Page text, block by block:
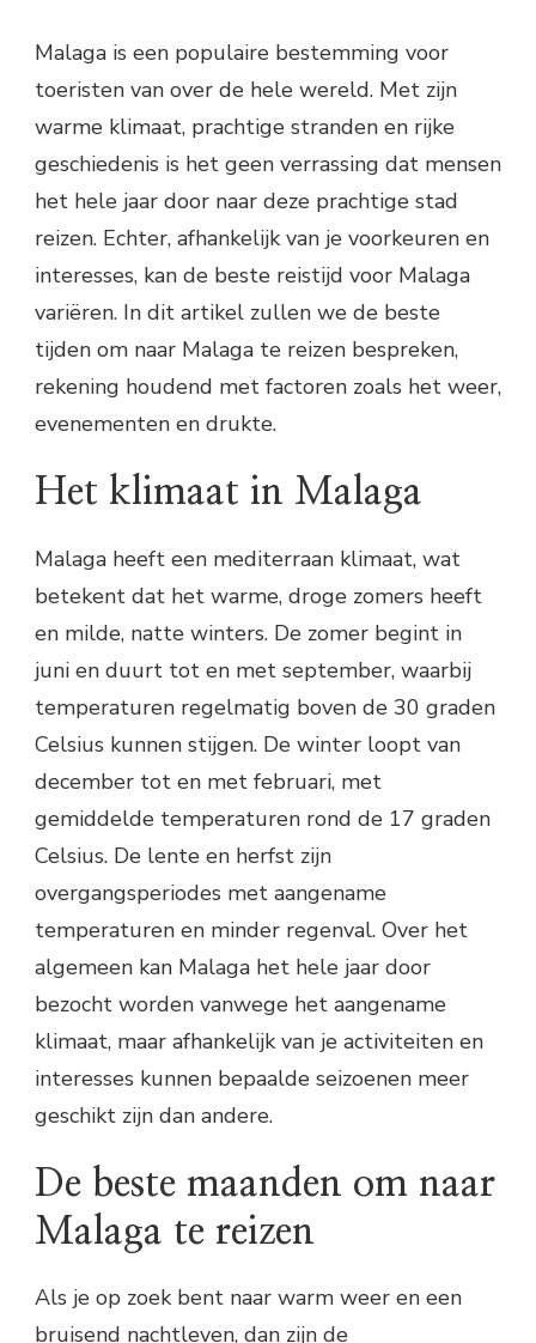
Malaga is een populaire bestemming voor
toeristen van over de hele wereld. Met zijn
warme klimaat, prachtige stranden en rijke
geschiedenis is het geen verrassing dat mensen
het hele jaar door naar deze prachtige stad
reizen. Echter, afhankelijk van je voorkeuren en
interesses, kan de beste reistijd voor Malaga
variëren. In dit artikel zullen we de beste
tijden om naar Malaga te reizen bespreken,
rekening houdend met factoren zoals het weer,
evenementen en drukte.
Het klimaat in Malaga
Malaga heeft een mediterraan klimaat, wat
betekent dat het warme, droge zomers heeft
en milde, natte winters. De zomer begint in
juni en duurt tot en met september, waarbij
temperaturen regelmatig boven de 30 graden
Celsius kunnen stijgen. De winter loopt van
december tot en met februari, met
gemiddelde temperaturen rond de 17 graden
Celsius. De lente en herfst zijn
overgangsperiodes met aangename
temperaturen en minder regenval. Over het
algemeen kan Malaga het hele jaar door
bezocht worden vanwege het aangename
klimaat, maar afhankelijk van je activiteiten en
interesses kunnen bepaalde seizoenen meer
geschikt zijn dan andere.
De beste maanden om naar
Malaga te reizen
Als je op zoek bent naar warm weer en een
bruisend nachtleven, dan zijn de